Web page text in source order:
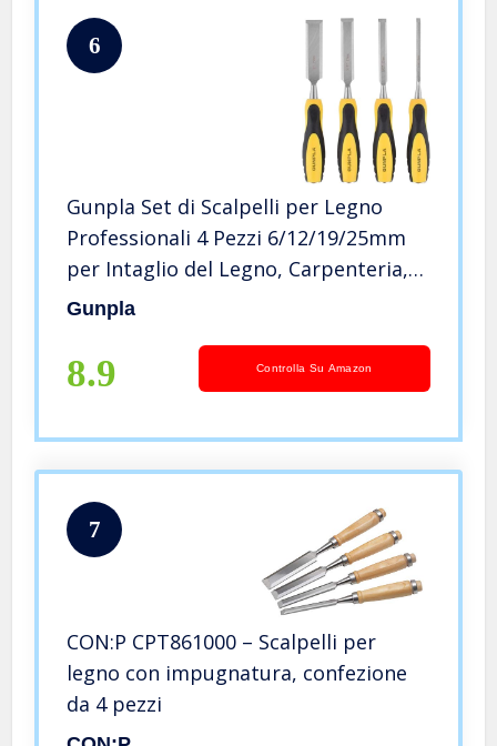
6
Gunpla Set di Scalpelli per Legno
Professionali 4 Pezzi 6/12/19/25mm
per Intaglio del Legno, Carpenteria,
Fai da te
Gunpla
8.9 Controlla Su Amazon
7
CON:P CPT861000 – Scalpelli per
legno con impugnatura, confezione
da 4 pezzi